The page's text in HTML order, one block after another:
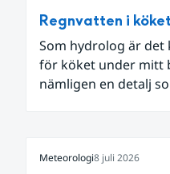
Regnvatten i
Som hydrolog är det
för köket under mitt
nämligen en detalj
Meteorologi8 juli 2026